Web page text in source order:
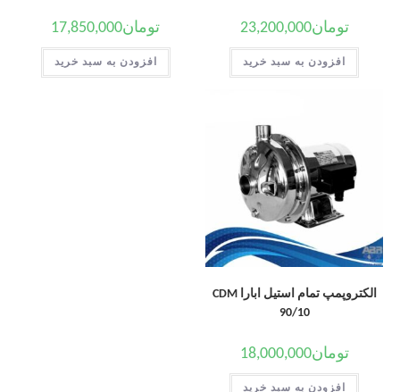
تومان23,200,000
افزودن به سبد خرید
تومان17,850,000
افزودن به سبد خرید
الکتروپمپ تمام استیل ابارا CDM
90/10
تومان18,000,000
افزودن به سبد خرید